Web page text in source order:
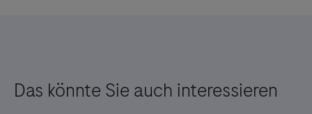
Das könnte Sie auch interessieren